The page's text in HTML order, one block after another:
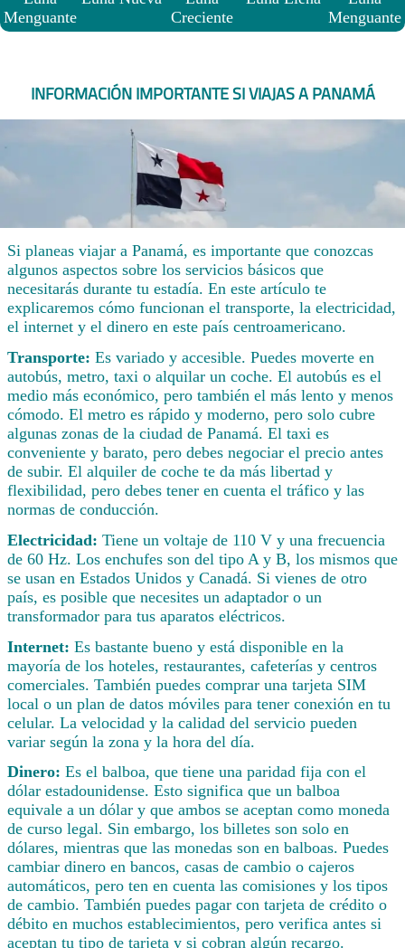
Menguante
Creciente
Menguante
INFORMACIÓN IMPORTANTE SI VIAJAS A PANAMÁ
Si planeas viajar a Panamá, es importante que conozcas
algunos aspectos sobre los servicios básicos que
necesitarás durante tu estadía. En este artículo te
explicaremos cómo funcionan el transporte, la electricidad,
el internet y el dinero en este país centroamericano.
Transporte: Es variado y accesible. Puedes moverte en
autobús, metro, taxi o alquilar un coche. El autobús es el
medio más económico, pero también el más lento y menos
cómodo. El metro es rápido y moderno, pero solo cubre
algunas zonas de la ciudad de Panamá. El taxi es
conveniente y barato, pero debes negociar el precio antes
de subir. El alquiler de coche te da más libertad y
flexibilidad, pero debes tener en cuenta el tráfico y las
normas de conducción.
Electricidad: Tiene un voltaje de 110 V y una frecuencia
de 60 Hz. Los enchufes son del tipo A y B, los mismos que
se usan en Estados Unidos y Canadá. Si vienes de otro
país, es posible que necesites un adaptador o un
transformador para tus aparatos eléctricos.
Internet: Es bastante bueno y está disponible en la
mayoría de los hoteles, restaurantes, cafeterías y centros
comerciales. También puedes comprar una tarjeta SIM
local o un plan de datos móviles para tener conexión en tu
celular. La velocidad y la calidad del servicio pueden
variar según la zona y la hora del día.
Dinero: Es el balboa, que tiene una paridad fija con el
dólar estadounidense. Esto significa que un balboa
equivale a un dólar y que ambos se aceptan como moneda
de curso legal. Sin embargo, los billetes son solo en
dólares, mientras que las monedas son en balboas. Puedes
cambiar dinero en bancos, casas de cambio o cajeros
automáticos, pero ten en cuenta las comisiones y los tipos
de cambio. También puedes pagar con tarjeta de crédito o
débito en muchos establecimientos, pero verifica antes si
aceptan tu tipo de tarjeta y si cobran algún recargo.